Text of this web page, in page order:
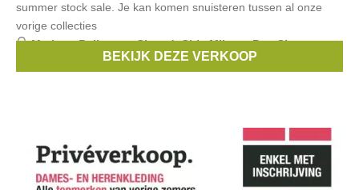
summer stock sale. Je kan komen snuisteren tussen al onze
vorige collecties
Merken:Bellerose,Closed,Chie Mihara,Ben Sherman,
BEKIJK DEZE VERKOOP